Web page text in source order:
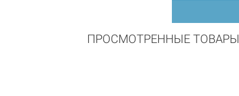
ПРОСМОТРЕННЫЕ ТОВАРЫ